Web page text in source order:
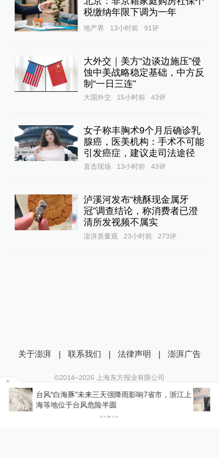
税缴纳年限下调为一年
地产界 13小时前 91评
大外交｜美方“边谈边施压”侵
蚀中美战略稳定基础，中方反
制“一日三连”
大国外交 15小时前 43评
女子称丰胸术9个月后确诊乳
腺癌，医美机构：手术不可能
引发癌症，建议走司法途径
直击现场 13小时前 43评
泸溪河发布“桃酥现金属牙
冠”调查结论，称消费者已澄
清所发视频不属实
澎湃质量观 23小时前 273评
蔡皋在加拿大领取国际安徒生奖，系插画奖项60
年来首位中国画家
关于澎湃 | 联系我们 | 法律声明 | 澎湃广告
©2014~2026 上海东方报业有限公司
沪ICP证：沪B2-20170116 | 沪ICP备14003370号
互联网新闻信息服务许可证：31120170006
沪公网安备 31010602000299号